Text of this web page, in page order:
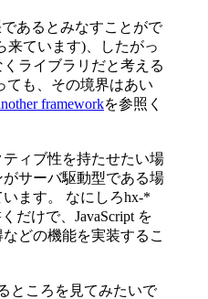
あるとみなすことがで
来ています)、したがっ
ライブラリだと考える
ても、その境界はあい
frameworkを参照く
ィブ性を持たせたい場
サーバ駆動型である場
ます。 なにしろhx-*
だけで、JavaScript を
どの機能を実装するこ
ところを見てみたいで